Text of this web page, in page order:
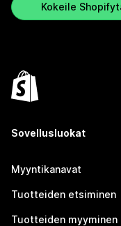
Kokeile
Sovellusluokat
Myyntikanavat
Tuotteiden etsiminen
Tuotteiden myyminen